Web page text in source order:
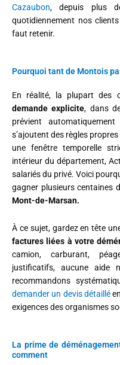
Cazaubon, depuis plus
quotidiennement nos
faut retenir.
Pourquoi tant de Montois
En réalité, la plupart des
demande explicite, dans
prévient
s’ajoutent des règles
une fenêtre temporelle
intérieur du département,
salariés du privé. Voici
gagner plusieurs centaines
Mont-de-Marsan.
À ce sujet, gardez en tête
factures liées à votre
camion, carburant,
justificatifs, aucune aide
recommandons
demander un devis détaillé
exigences des organismes
La prime de
comment